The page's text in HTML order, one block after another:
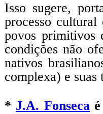
Isso sugere,
processo
povos primitivos
condições não
nativos
complexa) e
* J.A. Fonseca